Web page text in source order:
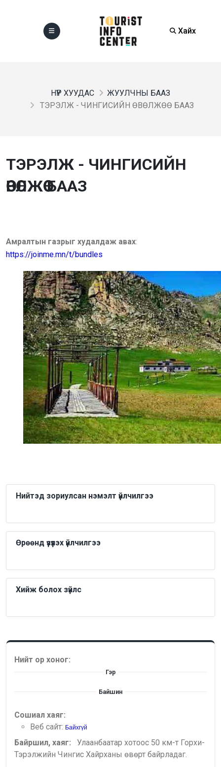
Хайх
НҮҮР ХУУДАС
ЖУУЛЧНЫ БААЗ
ТЭРЭЛЖ - ЧИНГИСИЙН ӨВӨЛЖӨӨ БААЗ
ТЭРЭЛЖ - ЧИНГИСИЙН
ӨВӨЛЖӨӨ БААЗ
Амралтын газрыг худалдаж авах:
https://joinme.mn/t/bundles
Нийтэд зориулсан нэмэлт үйлчилгээ
Өрөөнд үзүүлэх үйлчилгээ
Хийж болох зүйлс
Нийт ор хоног:
Гэр
Байшин
Сошиал хаяг:
Веб сайт: Байхгүй
Байршил, хаяг:
Улаанбаатар хотоос 50 км-т Горхи-
Тэрэлжийн Чингис Хайрханы өвөрт байрладаг.